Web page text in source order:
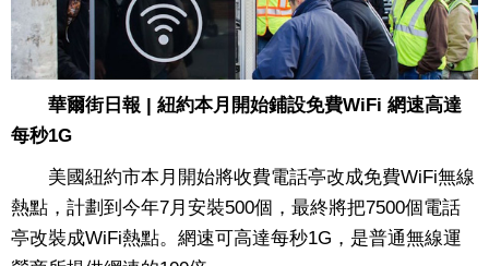
華爾街日報 | 紐約本月開始鋪設免費WiFi 網速高達
每秒1G
美國紐約市本月開始將收費電話亭改成免費WiFi無線
熱點，計劃到今年7月安裝500個，最終將把7500個電話
亭改裝成WiFi熱點。網速可高達每秒1G，是普通無線運